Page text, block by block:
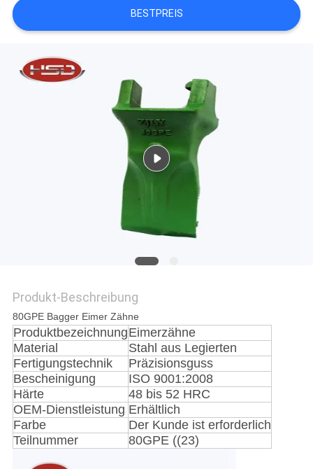
SIE
MIT
UNS
VERBINDUNG
PRIVACY
POLICY
BESTPREIS
Produkt-Beschreibung
80GPE Bagger Eimer Zähne
ProduktbezeichnungEimerzähne
Material
Stahl aus Legierten
Fertigungstechnik
Präzisionsguss
Bescheinigung
ISO 9001:2008
Härte
48 bis 52 HRC
OEM-Dienstleistung Erhältlich
Farbe
Der Kunde ist erforderlich
Teilnummer
80GPE ((23)